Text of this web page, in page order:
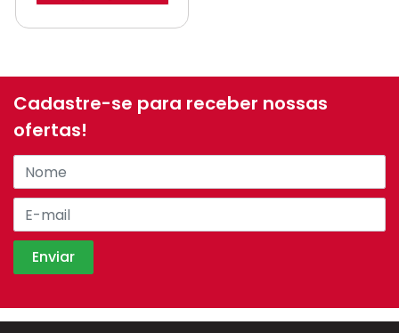
Cadastre-se para receber nossas
ofertas!